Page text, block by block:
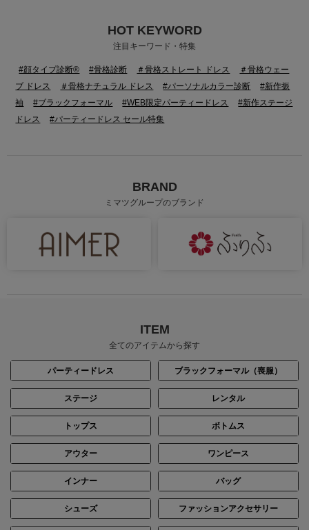
HOT KEYWORD
注目キーワード・特集
#顔タイプ診断® #骨格診断 ＃骨格ストレート ドレス
＃骨格ウェー
ブ ドレス
＃骨格ナチュラル ドレス #パーソナルカラー診断
#新作振
袖
#ブラックフォーマル #WEB限定パーティードレス
#新作ステージ
ドレス
#パーティードレス セール特集
BRAND
ミマツグループのブランド
ITEM
全てのアイテムから探す
パーティードレス ブラックフォーマル（喪服）
ステージ レンタル
トップス ボトムス
アウター ワンピース
インナー バッグ
シューズ ファッションアクセサリー